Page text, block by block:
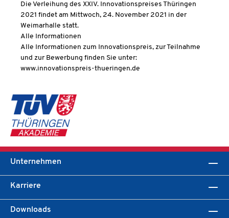
Die Verleihung des XXIV. Innovationspreises Thüringen
2021 findet am Mittwoch, 24. November 2021 in der
Weimarhalle statt.
Alle Informationen
Alle Informationen zum Innovationspreis, zur Teilnahme
und zur Bewerbung finden Sie unter:
www.innovationspreis-thueringen.de
Unternehmen
Karriere
Downloads